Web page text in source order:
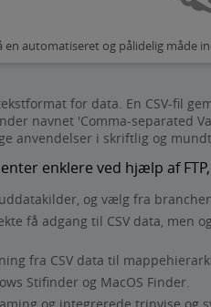
en automatiseret og pålidelig
for data. En CSV-fil
navnet 'Comma-
anvendelser i skriftlig og
enklere ved hjælp af
og vælg fra
få adgang til CSV data,
fra CSV data til
Stifinder og MacOS Finder.